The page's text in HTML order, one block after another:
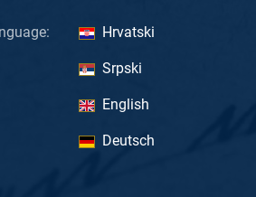
Hrvatski
Srpski
English
Deutsch